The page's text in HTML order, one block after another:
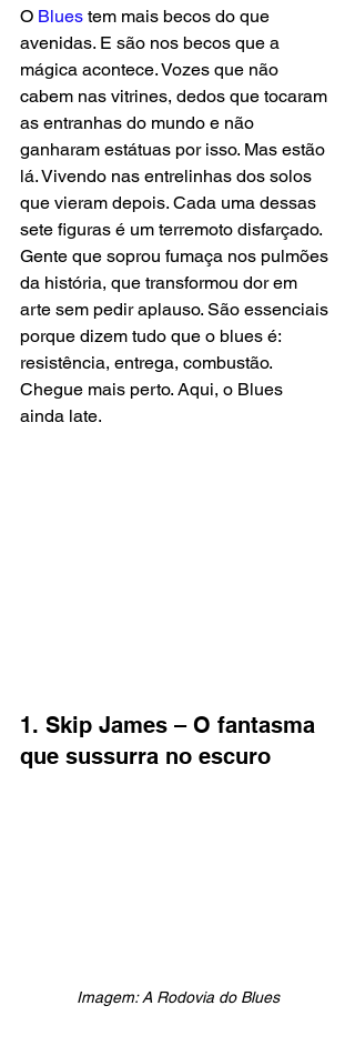
O Blues tem mais becos do que
avenidas. E são nos becos que a
mágica acontece. Vozes que não
cabem nas vitrines, dedos que tocaram
as entranhas do mundo e não
ganharam estátuas por isso. Mas estão
lá. Vivendo nas entrelinhas dos solos
que vieram depois. Cada uma dessas
sete figuras é um terremoto disfarçado.
Gente que soprou fumaça nos pulmões
da história, que transformou dor em
arte sem pedir aplauso. São essenciais
porque dizem tudo que o blues é:
resistência, entrega, combustão.
Chegue mais perto. Aqui, o Blues
ainda late.
1. Skip James – O fantasma
que sussurra no escuro
Imagem: A Rodovia do Blues